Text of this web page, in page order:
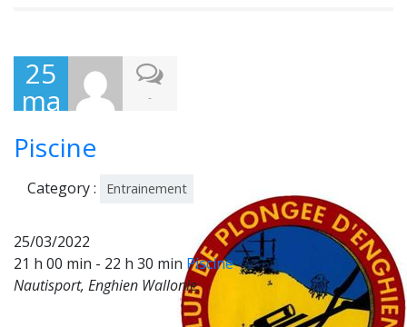
25
ma
202
2
-
Piscine
Category : Entrainement
25/03/2022
21 h 00 min - 22 h 30 min Piscine
Nautisport, Enghien Wallonie